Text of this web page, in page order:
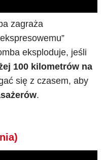
zagraża
eksploduje, jeśli
100 kilometrów na
się z czasem, aby
.